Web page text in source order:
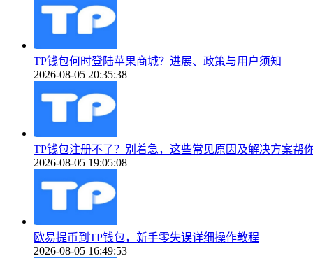
TP钱包何时登陆苹果商城？进展、政策与用户须知
2026-08-05 20:35:38
TP钱包注册不了？别着急，这些常见原因及解决方案帮
2026-08-05 19:05:08
欧易提币到TP钱包，新手零失误详细操作教程
2026-08-05 16:49:53